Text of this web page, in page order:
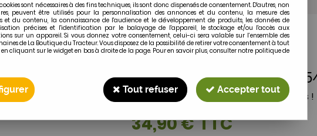
155/158/165
MASSEY-FERGUSON
Pompe alimentation MF
Soyez le premier à donner votre avis !
34,90€TTC
sont nécessaires à des fins techniques, ils sont donc dispensés de consentement. D'autres, non
peuvent être utilisés pour la personnalisation des annonces et du contenu, la mesure des
et du contenu, la connaissance de l'audience et le développement de produits, les données de
précises et l'identification par le balayage de l'appareil, le stockage et/ou l'accès aux
sur un appareil. Si vous donnez votre consentement, celui-ci sera valable sur l’ensemble des
de La Boutique du Tracteur. Vous disposez de la possibilité de retirer votre consentement à tout
cliquant sur le widget en bas à droite de la page. Pour en savoir plus, consulter notre politique de
Tout refuser Accepter tout